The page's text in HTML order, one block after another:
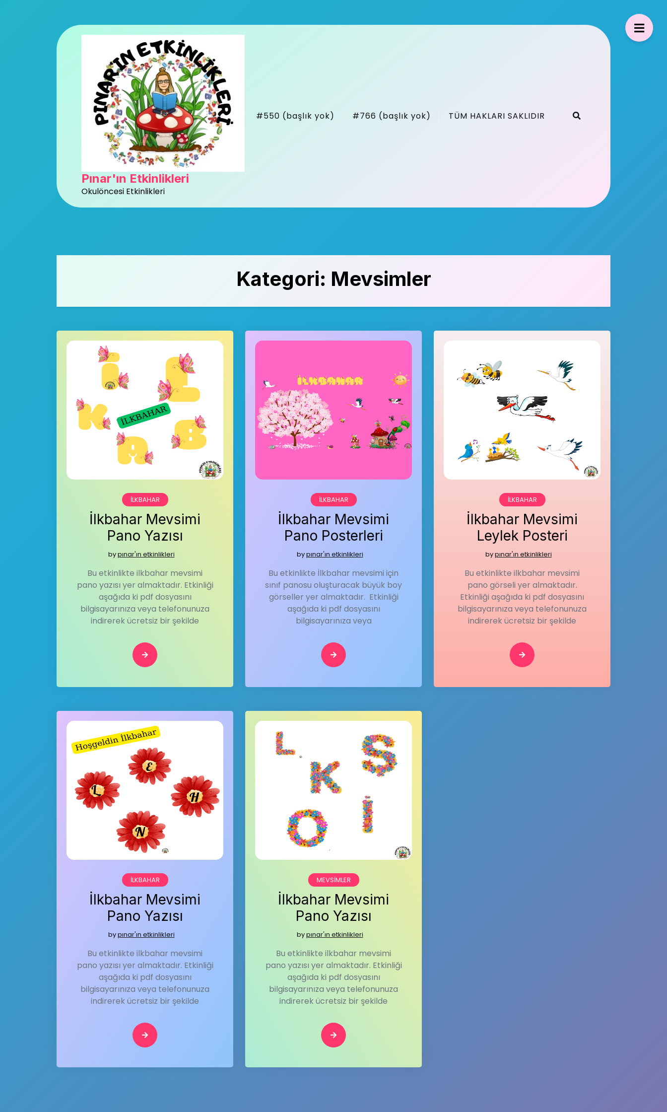
Pınar'ın Etkinlikleri
Okulöncesi Etkinlikleri
#550 (başlık yok) #766 (başlık yok) TÜM HAKLARI SAKLIDIR
Kategori: Mevsimler
İLKBAHAR
İlkbahar Mevsimi
Pano Yazısı
bypınar'ın etkinlikleri
Bu etkinlikte ilkbahar mevsimi
pano yazısı yer almaktadır. Etkinliği
aşağıda ki pdf dosyasını
bilgisayarınıza veya telefonunuza
indirerek ücretsiz bir şekilde
İLKBAHAR
İlkbahar Mevsimi
Pano Posterleri
bypınar'ın etkinlikleri
Bu etkinlikte İlkbahar mevsimi için
sınıf panosu oluşturacak büyük boy
görseller yer almaktadır. Etkinliği
aşağıda ki pdf dosyasını
bilgisayarınıza veya
İLKBAHAR
İlkbahar Mevsimi
Leylek Posteri
bypınar'ın etkinlikleri
Bu etkinlikte ilkbahar mevsimi
pano görseli yer almaktadır.
Etkinliği aşağıda ki pdf dosyasını
bilgisayarınıza veya telefonunuza
indirerek ücretsiz bir şekilde
İLKBAHAR
İlkbahar Mevsimi
Pano Yazısı
bypınar'ın etkinlikleri
Bu etkinlikte ilkbahar mevsimi
pano yazısı yer almaktadır. Etkinliği
aşağıda ki pdf dosyasını
bilgisayarınıza veya telefonunuza
indirerek ücretsiz bir şekilde
MEVSIMLER
İlkbahar Mevsimi
Pano Yazısı
bypınar'ın etkinlikleri
Bu etkinlikte ilkbahar mevsimi
pano yazısı yer almaktadır. Etkinliği
aşağıda ki pdf dosyasını
bilgisayarınıza veya telefonunuza
indirerek ücretsiz bir şekilde